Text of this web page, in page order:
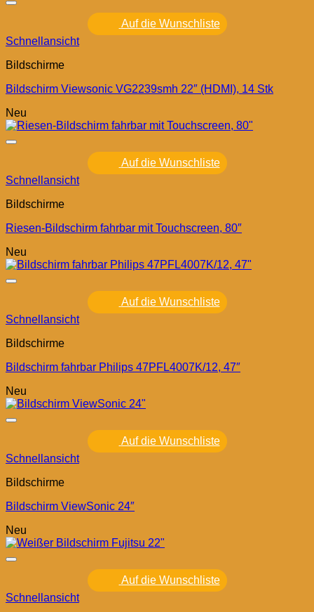
Auf die Wunschliste
Schnellansicht
Bildschirme
Bildschirm Viewsonic VG2239smh 22″ (HDMI), 14 Stk
Neu
Auf die Wunschliste
Schnellansicht
Bildschirme
Riesen-Bildschirm fahrbar mit Touchscreen, 80″
Neu
Auf die Wunschliste
Schnellansicht
Bildschirme
Bildschirm fahrbar Philips 47PFL4007K/12, 47″
Neu
Auf die Wunschliste
Schnellansicht
Bildschirme
Bildschirm ViewSonic 24″
Neu
Auf die Wunschliste
Schnellansicht